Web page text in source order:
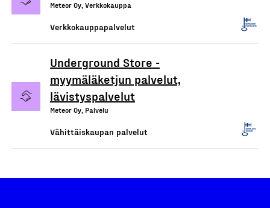
Meteor Oy, Verkkokauppa
Verkkokauppapalvelut
Underground Store -
myymäläketjun palvelut,
lävistyspalvelut
Meteor Oy, Palvelu
Vähittäiskaupan palvelut